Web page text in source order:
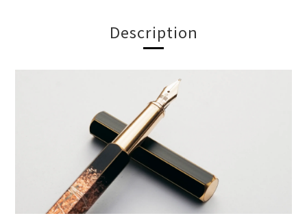
Description